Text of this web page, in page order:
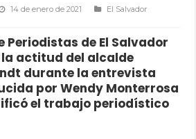
14 de enero de 2021
El Salvador
Periodistas de El Salvador
la actitud del alcalde
durante la entrevista
por Wendy Monterrosa
el trabajo periodístico